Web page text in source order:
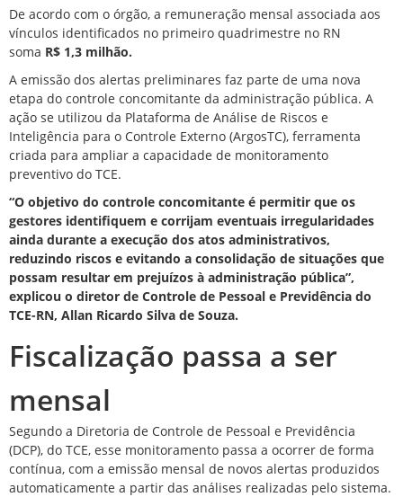
De acordo com o órgão, a remuneração mensal associada aos
vínculos identificados no primeiro quadrimestre no RN
soma R$ 1,3 milhão.
A emissão dos alertas preliminares faz parte de uma nova
etapa do controle concomitante da administração pública. A
ação se utilizou da Plataforma de Análise de Riscos e
Inteligência para o Controle Externo (ArgosTC), ferramenta
criada para ampliar a capacidade de monitoramento
preventivo do TCE.
“O objetivo do controle concomitante é permitir que os
gestores identifiquem e corrijam eventuais irregularidades
ainda durante a execução dos atos administrativos,
reduzindo riscos e evitando a consolidação de situações que
possam resultar em prejuízos à administração pública”,
explicou o diretor de Controle de Pessoal e Previdência do
TCE-RN, Allan Ricardo Silva de Souza.
Fiscalização passa a ser
mensal
Segundo a Diretoria de Controle de Pessoal e Previdência
(DCP), do TCE, esse monitoramento passa a ocorrer de forma
contínua, com a emissão mensal de novos alertas produzidos
automaticamente a partir das análises realizadas pelo sistema.